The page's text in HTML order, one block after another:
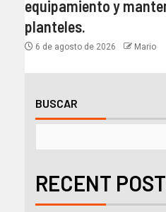
equipamiento y
planteles.
6 de agosto de 2026 Mario
BUSCAR
RECENT